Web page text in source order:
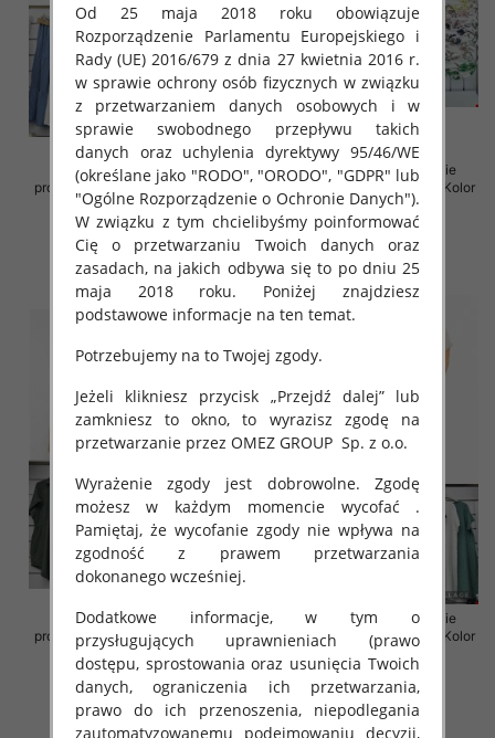
Spódnice damskie (Włoskie
produkt) Roz Standard, Mix Kolor
Paczka 5 szt
35.00 zł
szczegóły
Sukienki damskie (Włoskie
produkt) Roz Standard, Mix Kolor
Paczka 5 szt
35.00 zł
szczegóły
Sukienki damskie (Włoskie
produkt) Roz Standard, Mix Kolor
Paczka 5 szt
35.00 zł
szczegóły
Sukienki damskie (Włoskie
produkt) Roz Standard, Mix Kolor
Paczka 5 szt
35.00 zł
szczegóły
Od 25 maja 2018 roku obowiązuje
Rozporządzenie Parlamentu Europejskiego i
Rady (UE) 2016/679 z dnia 27 kwietnia 2016 r.
w sprawie ochrony osób fizycznych w związku
z przetwarzaniem danych osobowych i w
sprawie swobodnego przepływu takich
danych oraz uchylenia dyrektywy 95/46/WE
(określane jako "RODO", "ORODO", "GDPR" lub
"Ogólne Rozporządzenie o Ochronie Danych").
W związku z tym chcielibyśmy poinformować
Cię o przetwarzaniu Twoich danych oraz
zasadach, na jakich odbywa się to po dniu 25
maja 2018 roku. Poniżej znajdziesz
podstawowe informacje na ten temat.
Potrzebujemy na to Twojej zgody.
Jeżeli klikniesz przycisk „Przejdź dalej” lub
zamkniesz to okno, to wyrazisz zgodę na
przetwarzanie przez OMEZ GROUP Sp. z o.o.
Wyrażenie zgody jest dobrowolne. Zgodę
możesz w każdym momencie wycofać .
Pamiętaj, że wycofanie zgody nie wpływa na
zgodność z prawem przetwarzania
dokonanego wcześniej.
Dodatkowe informacje, w tym o
przysługujących uprawnieniach (prawo
dostępu, sprostowania oraz usunięcia Twoich
danych, ograniczenia ich przetwarzania,
prawo do ich przenoszenia, niepodlegania
zautomatyzowanemu podejmowaniu decyzji,